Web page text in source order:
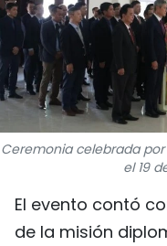
Ceremonia celebrada
el 19
El evento contó
de la misión